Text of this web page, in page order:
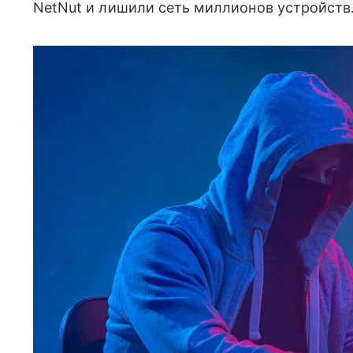
NetNut и лишили сеть миллионов